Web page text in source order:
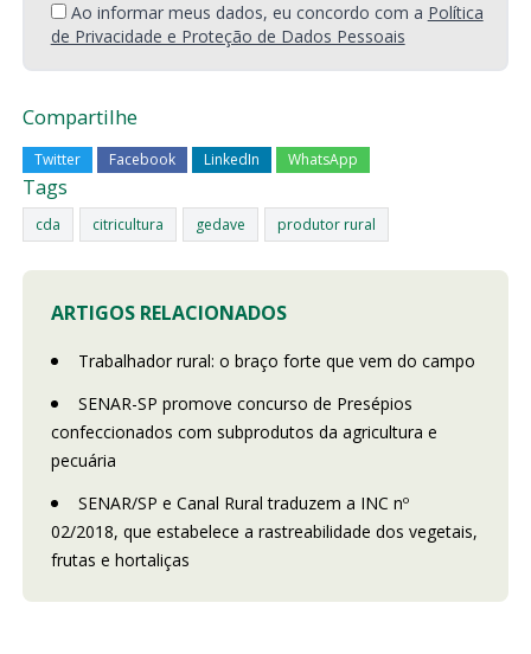
Ao informar meus dados, eu concordo com a Política
de Privacidade e Proteção de Dados Pessoais
Compartilhe
Twitter Facebook LinkedIn WhatsApp
Tags
cda citricultura gedave produtor rural
ARTIGOS RELACIONADOS
Trabalhador rural: o braço forte que vem do campo
SENAR-SP promove concurso de Presépios
confeccionados com subprodutos da agricultura e
pecuária
SENAR/SP e Canal Rural traduzem a INC nº
02/2018, que estabelece a rastreabilidade dos vegetais,
frutas e hortaliças